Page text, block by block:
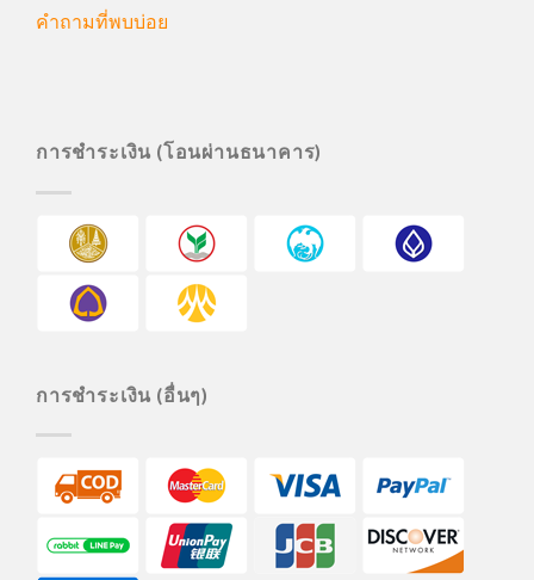
คำถามที่พบบ่อย
การชำระเงิน (โอนผ่านธนาคาร)
การชำระเงิน (อื่นๆ)